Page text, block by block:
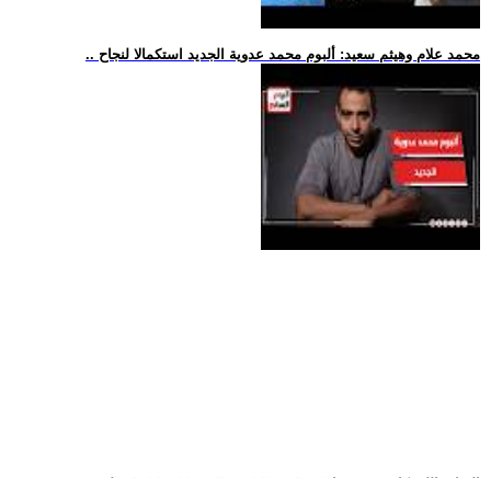
.. محمد علام وهيثم سعيد: ألبوم محمد عدوية الجديد استكمالا لنجاح